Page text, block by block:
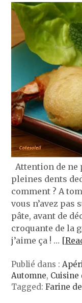
Attention de ne
pleines dents
comment ? A
vous n’avez
pâte, avant de
croquante de la
j’aime ça ! …
Publié dans :
Automne, Cuisine
Tagged:Farine